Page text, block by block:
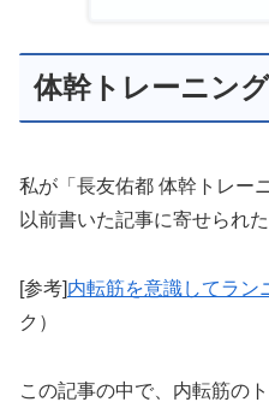
体幹トレーニン
私が「長友佑都 体幹トレー
以前書いた記事に寄せられ
[参考]内転筋を意識してラン
ク）
この記事の中で、内転筋の